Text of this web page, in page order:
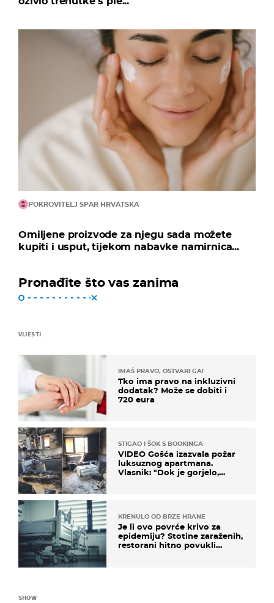
POKROVITELJ SPAR HRVATSKA
Omiljene proizvode za njegu sada možete
kupiti i usput, tijekom nabavke namirnica...
Pronađite što vas zanima
VIJESTI
IMAŠ PRAVO, OSTVARI GA!
Tko ima pravo na inkluzivni
dodatak? Može se dobiti i
720 eura
STIGAO I ŠOK S BOOKINGA
VIDEO Gošća izazvala požar
luksuznog apartmana.
Vlasnik: "Dok je gorjelo,
KRENULO OD BRZE HRANE
Je li ovo povrće krivo za
epidemiju? Stotine zaraženih,
restorani hitno povukli
SHOW